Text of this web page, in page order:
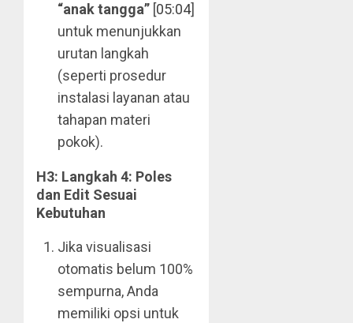
“anak tangga” [05:04]
untuk menunjukkan
urutan langkah
(seperti prosedur
instalasi layanan atau
tahapan materi
pokok).
H3: Langkah 4: Poles
dan Edit Sesuai
Kebutuhan
Jika visualisasi
otomatis belum 100%
sempurna, Anda
memiliki opsi untuk